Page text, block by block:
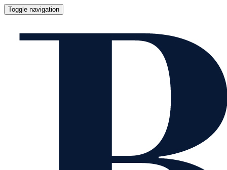
Toggle navigation